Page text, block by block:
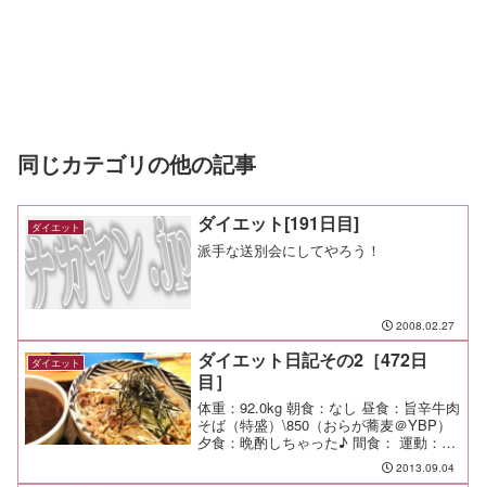
同じカテゴリの他の記事
ダイエット ダイエット[191日目]
派手な送別会にしてやろう！
2008.02.27
ダイエット
ダイエット日記その2［472日
目］
体重：92.0kg 朝食：なし 昼食：旨辛牛肉
そば（特盛）\850（おらが蕎麦＠YBP）
夕食：晩酌しちゃった♪ 間食： 運動：夜
2013.09.04